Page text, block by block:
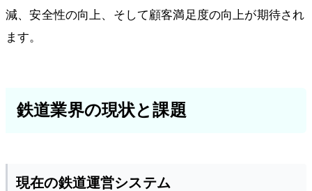
減、安全性の向上、そして顧客満足度の向上が期待され
ます。
鉄道業界の現状と課題
現在の鉄道運営システム